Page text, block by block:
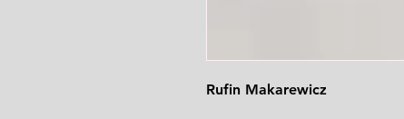
Rufin Makarewicz